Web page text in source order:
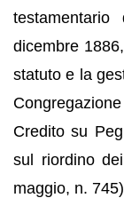
dicembre
statuto e la
Credito su
sul riordino
maggio, n.